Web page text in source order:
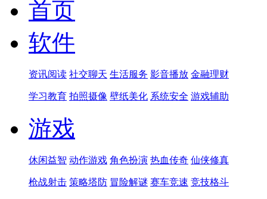
首页
软件
资讯阅读 社交聊天 生活服务 影音播放 金融理财
学习教育 拍照摄像 壁纸美化 系统安全 游戏辅助
游戏
休闲益智 动作游戏 角色扮演 热血传奇 仙侠修真
枪战射击 策略塔防 冒险解谜 赛车竞速 竞技格斗